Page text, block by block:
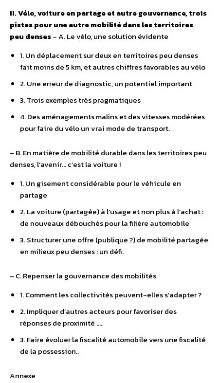
II. Vélo, voiture en partage et autre gouvernance, trois
pistes pour une autre mobilité dans les territoires
peu denses– A. Le vélo, une solution évidente
1. Un déplacement sur deux en territoires peu denses
fait moins de 5 km, et autres chiffres favorables au vélo
2. Une erreur de diagnostic, un potentiel important
3. Trois exemples très pragmatiques
4. Des aménagements malins et des vitesses modérées
pour faire du vélo un vrai mode de transport.
– B. En matière de mobilité durable dans les territoires peu
denses, l’avenir… c’est la voiture !
1. Un gisement considérable pour le véhicule en
partage
2. La voiture (partagée) à l’usage et non plus à l’achat :
de nouveaux débouchés pour la filière automobile
3. Structurer une offre (publique ?) de mobilité partagée
en milieux peu denses : un défi.
– C. Repenser la gouvernance des mobilités
1. Comment les collectivités peuvent-elles s’adapter ?
2. Impliquer d’autres acteurs pour favoriser des
réponses de proximité ….
3. Faire évoluer la fiscalité automobile vers une fiscalité
de la possession..
Annexe